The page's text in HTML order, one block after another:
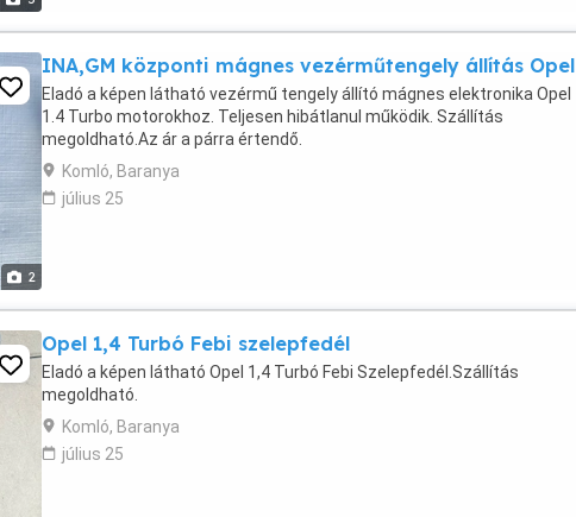
2
INA,GM központi mágnes vezérműtengely állítás Opel
Eladó a képen látható vezérmű tengely állító mágnes elektronika Opel
1.4 Turbo motorokhoz. Teljesen hibátlanul működik. Szállítás
megoldható.Az ár a párra értendő.
Komló, Baranya
július 25
Opel 1,4 Turbó Febi szelepfedél
Eladó a képen látható Opel 1,4 Turbó Febi Szelepfedél.Szállítás
megoldható.
Komló, Baranya
július 25